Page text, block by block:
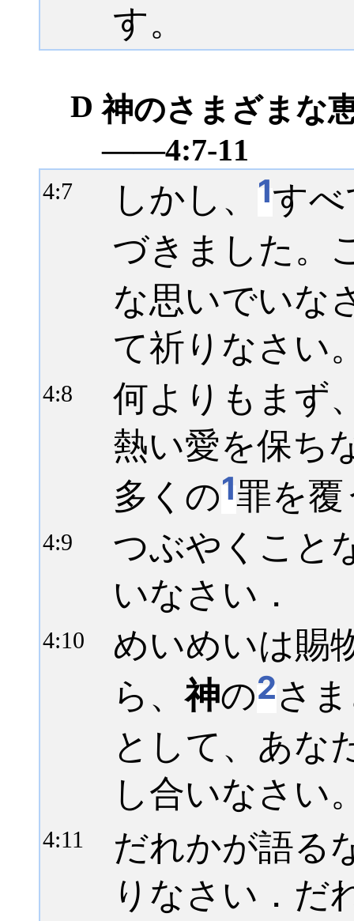
す。
D 神のさまざまな
――4:7-11
4:7 しかし、 1す
づきました。
な思いでいな
て祈りなさい
4:8
何よりもまず
熱い愛を保ち
多くの1罪を
4:9
つぶやくこと
いなさい．
4:10
めいめいは賜
ら、神の2さ
として、あな
し合いなさい
4:11
だれかが語る
りなさい．だ